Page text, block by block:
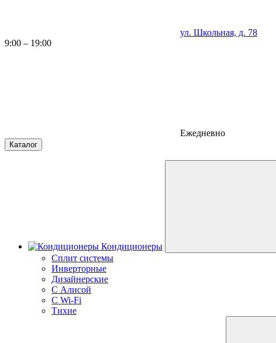
ул. Школьная, д. 78
9:00 – 19:00
Ежедневно
Каталог
Кондиционеры
Сплит системы
Инверторные
Дизайнерские
С Алисой
C Wi-Fi
Тихие